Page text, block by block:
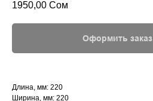
1950,00 Сом
Оформить заказ
Длина, мм: 220
Ширина, мм: 220